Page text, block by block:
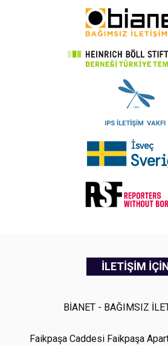
İLETİŞİM
BİANET - BAĞIMSIZ
Faikpaşa Caddesi Faikpaşa